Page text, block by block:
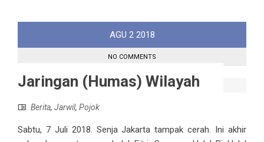
AGU 2 2018
NO COMMENTS
Jaringan (Humas) Wilayah
Berita, Jarwil, Pojok
Sabtu, 7 Juli 2018. Senja Jakarta tampak cerah. Ini akhir